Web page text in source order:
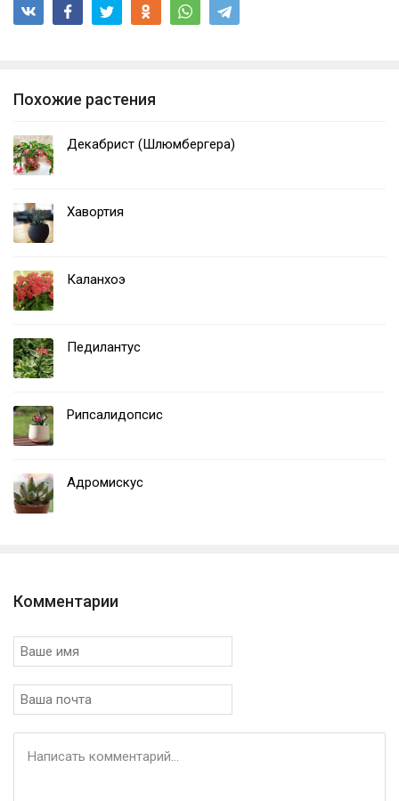
Похожие растения
Декабрист (Шлюмбергера)
Хавортия
Каланхоэ
Педилантус
Рипсалидопсис
Адромискус
Комментарии